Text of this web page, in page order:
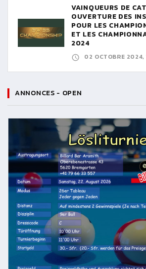
VAINQUEURS DE
OUVERTURE DES
POUR LES
ET LES
2024
02 OCTOBRE 2024,
ANNONCES - OPEN